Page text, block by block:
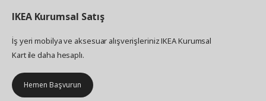
IKEA Kurumsal Satış
İş yeri mobilya ve aksesuar alışverişleriniz IKEA Kurumsal
Kart ile daha hesaplı.
Hemen Başvurun